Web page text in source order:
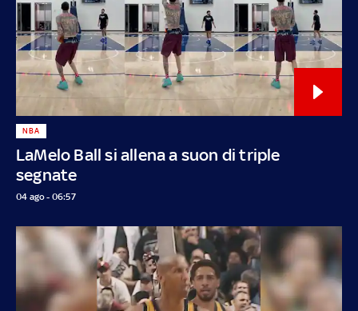
LaMelo Ball si allena a suon di triple
segnate
NBA
04 ago - 06:57